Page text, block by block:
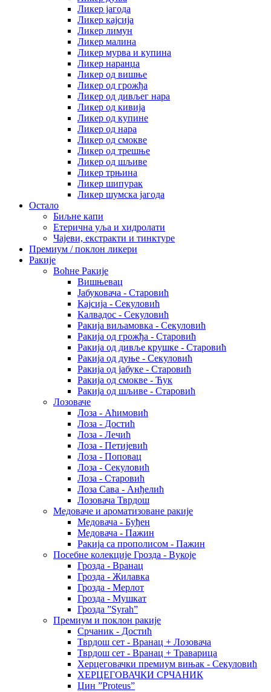
Ликер јагода
Ликер кајсија
Ликер лимун
Ликер малина
Ликер мурва и купина
Ликер наранџа
Ликер од вишње
Ликер од грожђа
Ликер од дивљег нара
Ликер од кивија
Ликер од купине
Ликер од нара
Ликер од смокве
Ликер од трешње
Ликер од шљиве
Ликер трњина
Ликер шипурак
Ликер шумска јагода
Остало
Биљне капи
Етерична уља и хидролати
Чајеви, екстракти и тинктуре
Премиум / поклон ликери
Ракије
Воћне Ракије
Вишњевац
Јабуковача - Старовић
Кајсија - Секуловић
Калвадос - Секуловић
Ракија виљамовка - Секуловић
Ракија од грожђа - Старовић
Ракија од дивље крушке - Старовић
Ракија од дуње - Секуловић
Ракија од јабуке - Старовић
Ракија од смокве - Ћук
Ракија од шљиве - Старовић
Лозоваче
Лоза - Аћимовић
Лоза - Достић
Лоза - Лечић
Лоза - Петијевић
Лоза - Поповац
Лоза - Секуловић
Лоза - Старовић
Лоза Сава - Анђелић
Лозовача Тврдош
Медоваче и ароматизоване ракије
Медовача - Буђен
Медовача - Пажин
Ракија са прополисом - Пажин
Посебне колекције Грозда - Вукоје
Грозда - Вранац
Грозда - Жилавка
Грозда - Мерлот
Грозда - Мушкат
Грозда ”Syrah”
Премиум и поклон ракије
Срчаник - Достић
Тврдош сет - Вранац + Лозовача
Тврдош сет - Вранац + Траварица
Херцеговачки премиум вињак - Секуловић
ХЕРЦЕГОВАЧКИ СРЧАНИК
Џин ”Proteus”